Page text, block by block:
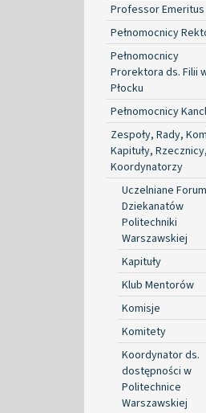
Professor Emeritus
Pełnomocnicy
Pełnomocnicy
Prorektora ds. Filii
Płocku
Pełnomocnicy
Zespoły, Rady,
Kapituły, Rzecznicy,
Koordynatorzy
Uczelniane Forum
Dziekanatów
Politechniki
Warszawskiej
Kapituły
Klub Mentorów
Komisje
Komitety
Koordynator ds.
dostępności w
Politechnice
Warszawskiej